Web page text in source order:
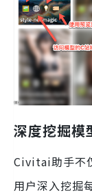
深度挖掘模
Civitai助手不
用户深入挖掘